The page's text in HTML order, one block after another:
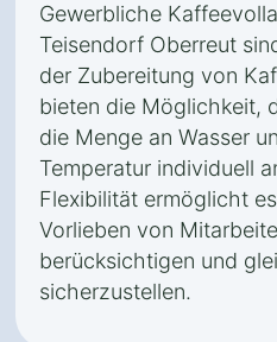
Gewerbliche
Teisendorf Oberreut
der Zubereitung von
bieten die Möglichkeit,
die Menge an Wasser
Temperatur individuell
Flexibilität ermöglicht
Vorlieben von
berücksichtigen und
sicherzustellen.